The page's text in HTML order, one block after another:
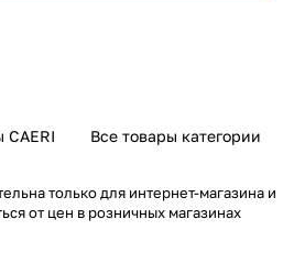
CAERI Все товары категории
только для интернет-магазина и
от цен в розничных магазинах